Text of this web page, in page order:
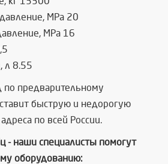
MPa 20
MPa 16
л 8.55
по предварительному
быструю и недорогую
по всей России.
- наши специалисты помогут
оборудованию: